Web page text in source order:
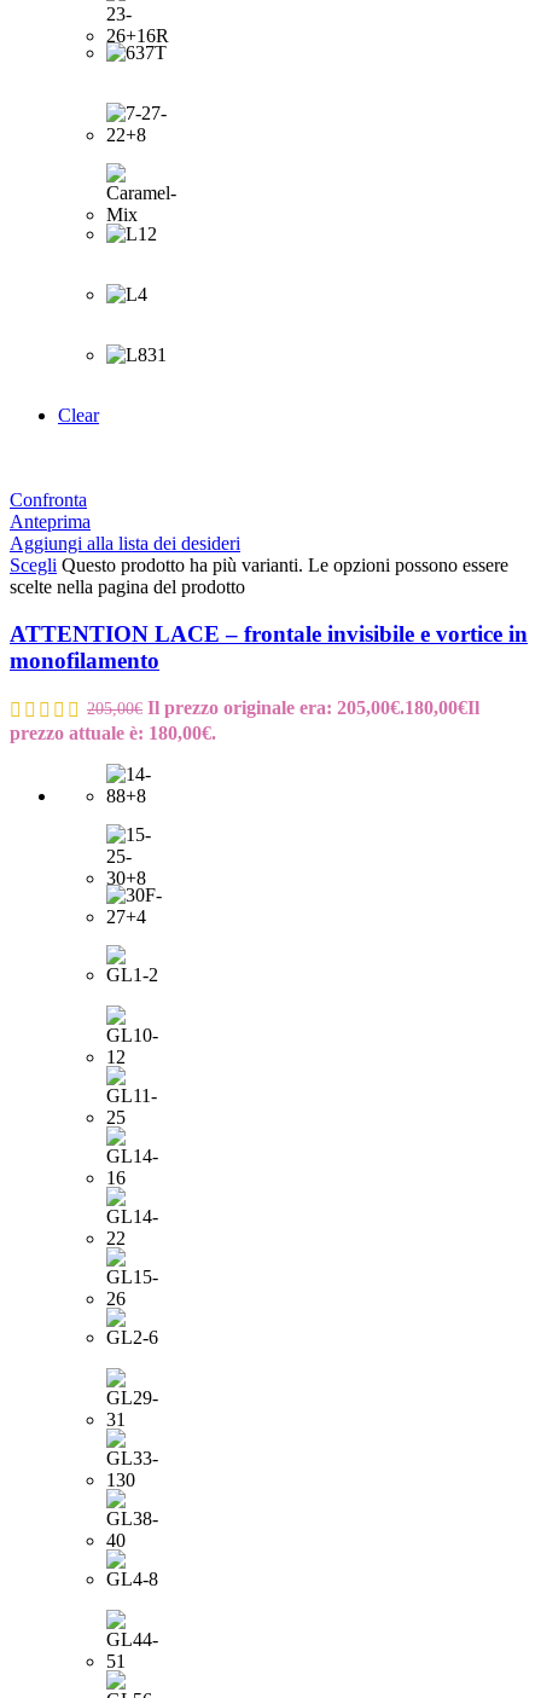
Clear
Confronta
Anteprima
Aggiungi alla lista dei desideri
Scegli Questo prodotto ha più varianti. Le opzioni possono essere
scelte nella pagina del prodotto
ATTENTION LACE – frontale invisibile e vortice in
monofilamento
205,00€ Il prezzo originale era: 205,00€.180,00€Il
prezzo attuale è: 180,00€.